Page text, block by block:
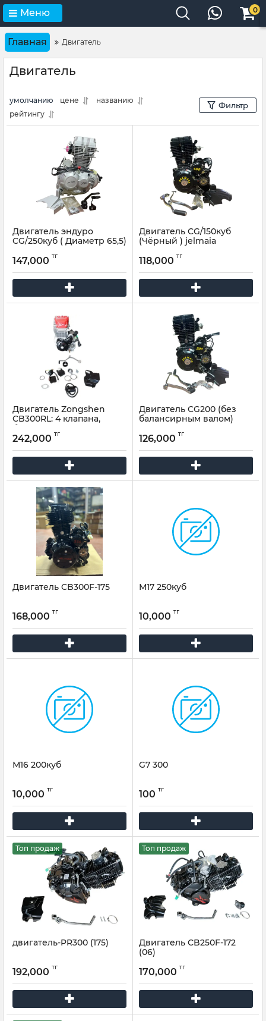
Меню 0
Главная Двигатель
Двигатель
умолчанию цене
названию
рейтингу
Фильтр
Двигатель эндуро
CG/250куб ( Диаметр 65,5)
147,000 тг
Двигатель CG/150куб
(Чёрный ) jelmaia
118,000 тг
Двигатель Zongshen
CB300RL: 4 клапана,
балансировочный вал,
300сс, поршень 75мм,
242,000 тг
Двигатель CG200 (без
балансирным валом)
126,000 тг
Двигатель CB300F-175
168,000 тг
М17 250куб
10,000 тг
М16 200куб
10,000 тг
G7 300
100 тг
Топ продаж
двигатель-PR300 (175)
192,000 тг
Топ продаж
Двигатель CB250F-172
(06)
170,000 тг